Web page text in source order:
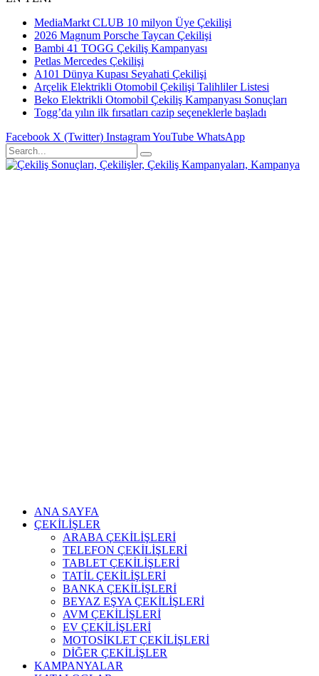
MediaMarkt CLUB 10 milyon Üye Çekilişi
2026 Magnum Porsche Taycan Çekilişi
Bambi 41 TOGG Çekiliş Kampanyası
Petlas Mercedes Çekilişi
A101 Dünya Kupası Seyahati Çekilişi
Arçelik Elektrikli Otomobil Çekilişi Talihliler Listesi
Beko Elektrikli Otomobil Çekiliş Kampanyası Sonuçları
Togg’da yılın ilk fırsatları cazip seçeneklerle başladı
Facebook X (Twitter) InstagramYouTube WhatsApp
ANA SAYFA
ÇEKİLİŞLER
ARABA ÇEKİLİŞLERİ
TELEFON ÇEKİLİŞLERİ
TABLET ÇEKİLİŞLERİ
TATİL ÇEKİLİŞLERİ
BANKA ÇEKİLİŞLERİ
BEYAZ EŞYA ÇEKİLİŞLERİ
AVM ÇEKİLİŞLERİ
EV ÇEKİLİŞLERİ
MOTOSİKLET ÇEKİLİŞLERİ
DİĞER ÇEKİLİŞLER
KAMPANYALAR